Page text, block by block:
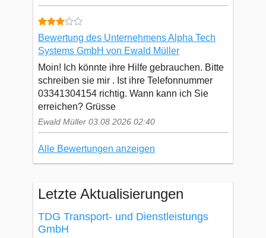
Bewertung des Unternehmens Alpha Tech
Systems GmbH von Ewald Müller
Moin! Ich könnte ihre Hilfe gebrauchen. Bitte
schreiben sie mir . Ist ihre Telefonnummer
03341304154 richtig. Wann kann ich Sie
erreichen? Grüsse
Ewald Müller 03.08.2026 02:40
Alle Bewertungen anzeigen
Letzte Aktualisierungen
TDG Transport- und Dienstleistungs
GmbH